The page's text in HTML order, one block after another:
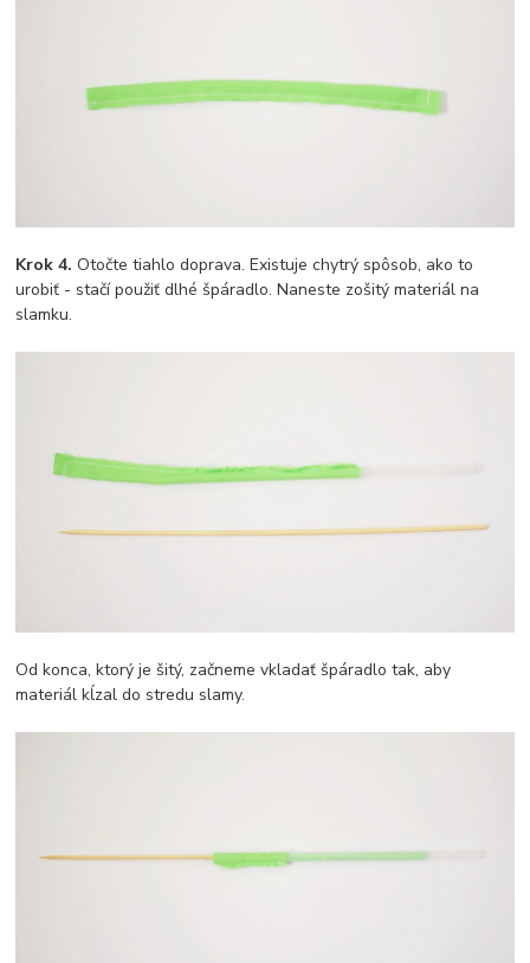
Krok 4.Otočte tiahlo doprava. Existuje chytrý spôsob, ako to
urobiť - stačí použiť dlhé špáradlo. Naneste zošitý materiál na
slamku.
Od konca, ktorý je šitý, začneme vkladať špáradlo tak, aby
materiál kĺzal do stredu slamy.